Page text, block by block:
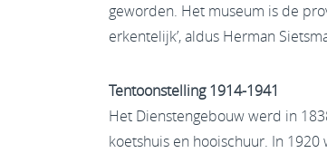
geworden. Het museum is de
erkentelijk’, aldus Herman
Tentoonstelling 1914-1941
Het Dienstengebouw werd in
koetshuis en hooischuur. In